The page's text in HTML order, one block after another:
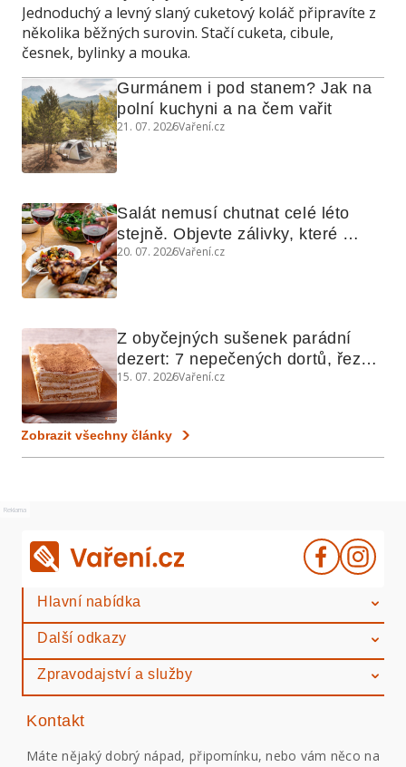
Jednoduchý a levný slaný cuketový koláč připravíte z
několika běžných surovin. Stačí cuketa, cibule,
česnek, bylinky a mouka.
Gurmánem i pod stanem? Jak na
polní kuchyni a na čem vařit
21. 07. 2026Vaření.cz
Salát nemusí chutnat celé léto
stejně. Objevte zálivky, které
využijete i na maso, nudle nebo
20. 07. 2026Vaření.cz
Z obyčejných sušenek parádní
dezert: 7 nepečených dortů, řezů
a koláčů
15. 07. 2026Vaření.cz
Zobrazit všechny články
Reklama
Hlavní nabídka
Další odkazy
Zpravodajství a služby
Kontakt
Máte nějaký dobrý nápad, připomínku, nebo vám něco na